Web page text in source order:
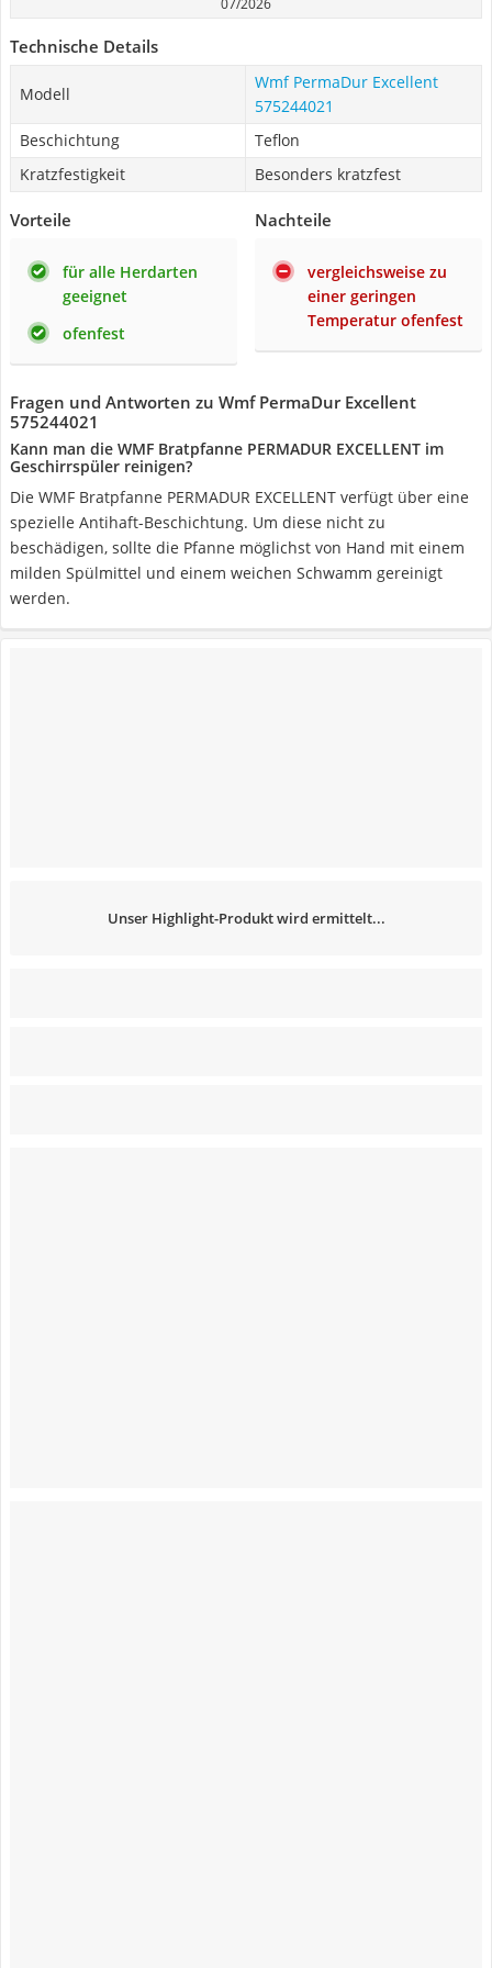
07/2026
Technische Details
Modell
Wmf PermaDur Excellent
575244021
Beschichtung
Teflon
Kratzfestigkeit
Besonders kratzfest
Vorteile
für alle Herdarten
geeignet
ofenfest
Nachteile
vergleichsweise zu
einer geringen
Temperatur ofenfest
Fragen und Antworten zu Wmf PermaDur Excellent
575244021
Kann man die WMF Bratpfanne PERMADUR EXCELLENT im
Geschirrspüler reinigen?
Die WMF Bratpfanne PERMADUR EXCELLENT verfügt über eine
spezielle Antihaft-Beschichtung. Um diese nicht zu
beschädigen, sollte die Pfanne möglichst von Hand mit einem
milden Spülmittel und einem weichen Schwamm gereinigt
werden.
Unser Highlight-Produkt wird ermittelt...